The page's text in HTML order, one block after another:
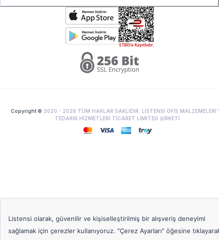
Copyright © 2020 - 2026 TÜM HAKLAR SAKLIDIR. LİSTENSİ OFİS MALZEMELERİ
TEDARİK HİZMETLERİ TİCARET LİMİTED ŞİRKETİ